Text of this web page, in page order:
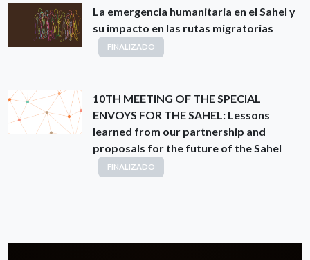
La emergencia humanitaria en el Sahel y
su impacto en las rutas migratorias
FINALIZADO
10TH MEETING OF THE SPECIAL
ENVOYS FOR THE SAHEL: Lessons
learned from our partnership and
proposals for the future of the Sahel
FINALIZADO